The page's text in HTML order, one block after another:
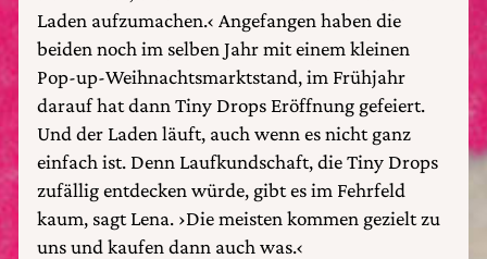
Laden aufzumachen.‹ Angefangen haben die
beiden noch im selben Jahr mit einem kleinen
Pop-up-Weihnachtsmarktstand, im Frühjahr
darauf hat dann Tiny Drops Eröffnung gefeiert.
Und der Laden läuft, auch wenn es nicht ganz
einfach ist. Denn Laufkundschaft, die Tiny Drops
zufällig entdecken würde, gibt es im Fehrfeld
kaum, sagt Lena. ›Die meisten kommen gezielt zu
uns und kaufen dann auch was.‹